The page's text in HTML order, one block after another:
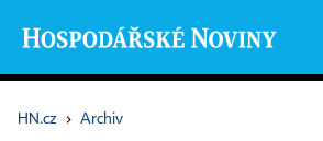
HN.cz › Archiv